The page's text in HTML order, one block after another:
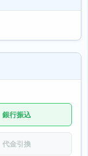
銀行振込
代金引換